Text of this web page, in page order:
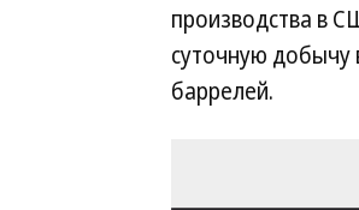
производства в
суточную добычу
баррелей.